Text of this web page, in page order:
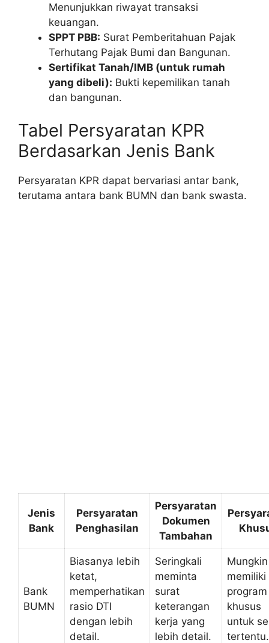
Menunjukkan riwayat transaksi
keuangan.
SPPT PBB: Surat Pemberitahuan Pajak
Terhutang Pajak Bumi dan Bangunan.
Sertifikat Tanah/IMB (untuk rumah
yang dibeli): Bukti kepemilikan tanah
dan bangunan.
Tabel Persyaratan KPR
Berdasarkan Jenis Bank
Persyaratan KPR dapat bervariasi antar bank,
terutama antara bank BUMN dan bank swasta.
Jenis
Bank
Persyaratan
Penghasilan
Persyaratan
Dokumen
Tambahan
Bank
BUMN
Biasanya lebih
ketat,
memperhatikan
rasio DTI
dengan lebih
detail.
Seringkali
meminta
surat
keterangan
kerja yang
lebih detail.
Mungkin
memiliki
program
khusus
untuk
tertentu.